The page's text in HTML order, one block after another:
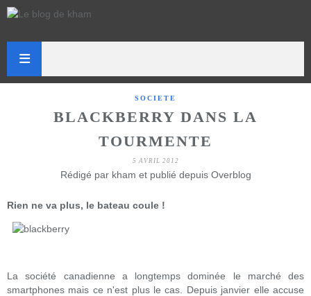
SOCIETE
BLACKBERRY DANS LA
TOURMENTE
5 AVRIL 2012
Rédigé par kham et publié depuis Overblog
Rien ne va plus, le bateau coule !
La société canadienne a longtemps dominée le marché des
smartphones mais ce n'est plus le cas. Depuis janvier elle accuse